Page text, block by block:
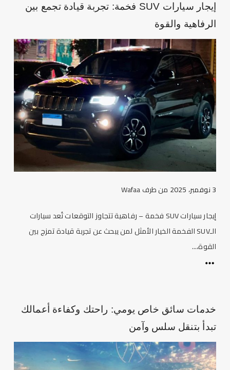
إيجار سيارات SUV فخمة: تجربة قيادة تجمع بين
الرفاهية والقوة
3 نوفمبر، 2025 من طرفWafaa
إيجار سيارات SUV فخمة – رفاهية تتجاوز التوقعات تُعد سيارات
الـSUV الفخمة الخيار الأمثل لمن يبحث عن تجربة قيادة تمزج بين
القوة،...
خدمات سائق خاص يومي: راحتك وكفاءة أعمالك
تبدأ بتنقل سلس وآمن